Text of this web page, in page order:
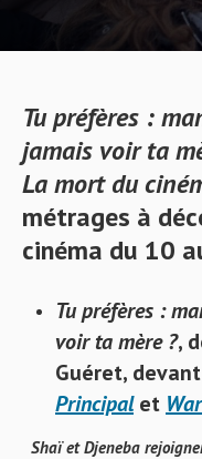
Tu préfères :
jamais voir ta
La mort du
métrages à
cinéma du 10
Tu préfères :
voir ta mère ?,
Guéret,
Principal et
Shaï et Djeneba